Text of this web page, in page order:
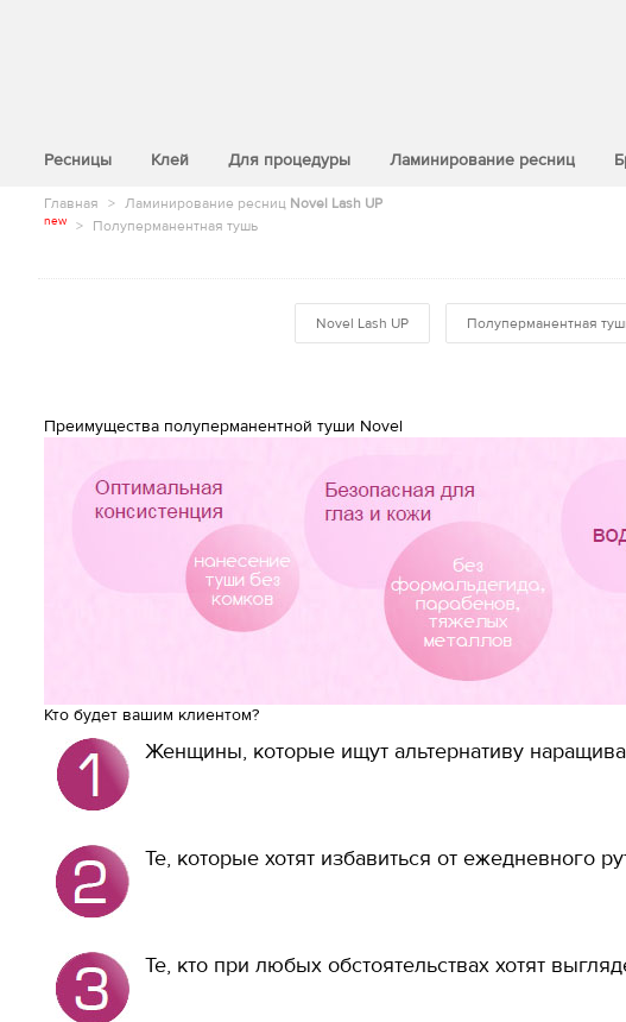
Ресницы Клей Для процедуры Ламинирование ресниц
Главная > Ламинирование ресниц Novel Lash UP
new > Полуперманентная тушь
Novel Lash UP Полуперманентная
Преимущества полуперманентной туши Novel
Кто будет вашим клиентом?
Женщины, которые ищут альтернативу
Те, которые хотят избавиться от ежедневного
Те, кто при любых обстоятельствах хотят